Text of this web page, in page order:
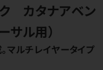
カタナアベン
サル用）
マルチレイヤータイプ